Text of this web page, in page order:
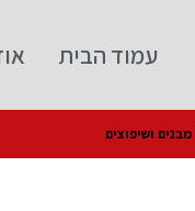
עמוד הבית
ושיפוצים